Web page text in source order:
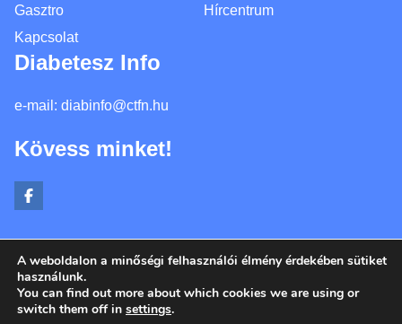
Gasztro
Hírcentrum
Kapcsolat
Diabetesz Info
e-mail: diabinfo@ctfn.hu
Kövess minket!
Copyright © 2024 diabinfo.hu. Minden jog fenntartva.
Általános Szerződési Feltételek
Adatkezelési Nyilatkozat
A weboldalon a minőségi felhasználói élmény érdekében sütiket
használunk.
You can find out more about which cookies we are using or
switch them off in settings.